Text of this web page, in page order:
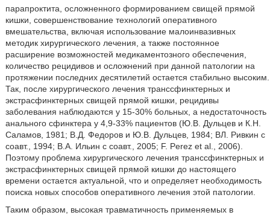
парапроктита, осложненного формированием свищей прямой
кишки, совершенствование технологий оперативного
вмешательства, включая использование малоинвазивных
методик хирургического лечения, а также постоянное
расширение возможностей медикаментозного обеспечения,
количество рецидивов и осложнений при данной патологии на
протяжении последних десятилетий остается стабильно высоким.
Так, после хирургического лечения транссфинктерных и
экстрасфинктерных свищей прямой кишки, рецидивы
заболевания наблюдаются у 15-30% больных, а недостаточность
анального сфинктера у 4,9-33% пациентов (Ю.В. Дульцев и К.Н.
Саламов, 1981; В.Д. Федоров и Ю.В. Дульцев, 1984; ВЛ. Ривкин с
соавт., 1994; В.А. Ильин с соавт., 2005; F. Perez et al., 2006).
Поэтому проблема хирургического лечения транссфинктерных и
экстрасфинктерных свищей прямой кишки до настоящего
времени остается актуальной, что и определяет необходимость
поиска новых способов оперативного лечения этой патологии.
Таким образом, высокая травматичность применяемых в